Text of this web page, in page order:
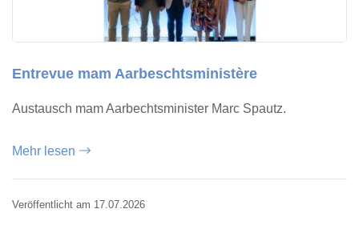
Entrevue mam Aarbeschtsministère
Austausch mam Aarbechtsminister Marc Spautz.
Mehr lesen
Veröffentlicht am 17.07.2026